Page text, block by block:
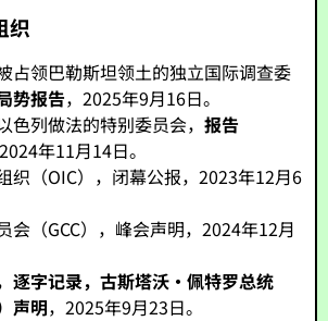
织
占领巴勒斯坦领土的独立国际调查委
势报告，2025年9月16日。
色列做法的特别委员会，报告
年11月14日。
织（OIC），闭幕公报，2023年12月6
会（GCC），峰会声明，2024年12月
逐字记录，古斯塔沃·佩特罗总统
声明，2025年9月23日。